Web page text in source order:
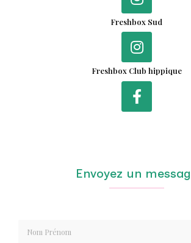
Freshbox Sud
Freshbox Club hippique
Envoyez un message
Nom Prénom